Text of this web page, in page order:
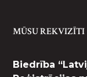
MŪSU REKVIZĪTI
Biedrība